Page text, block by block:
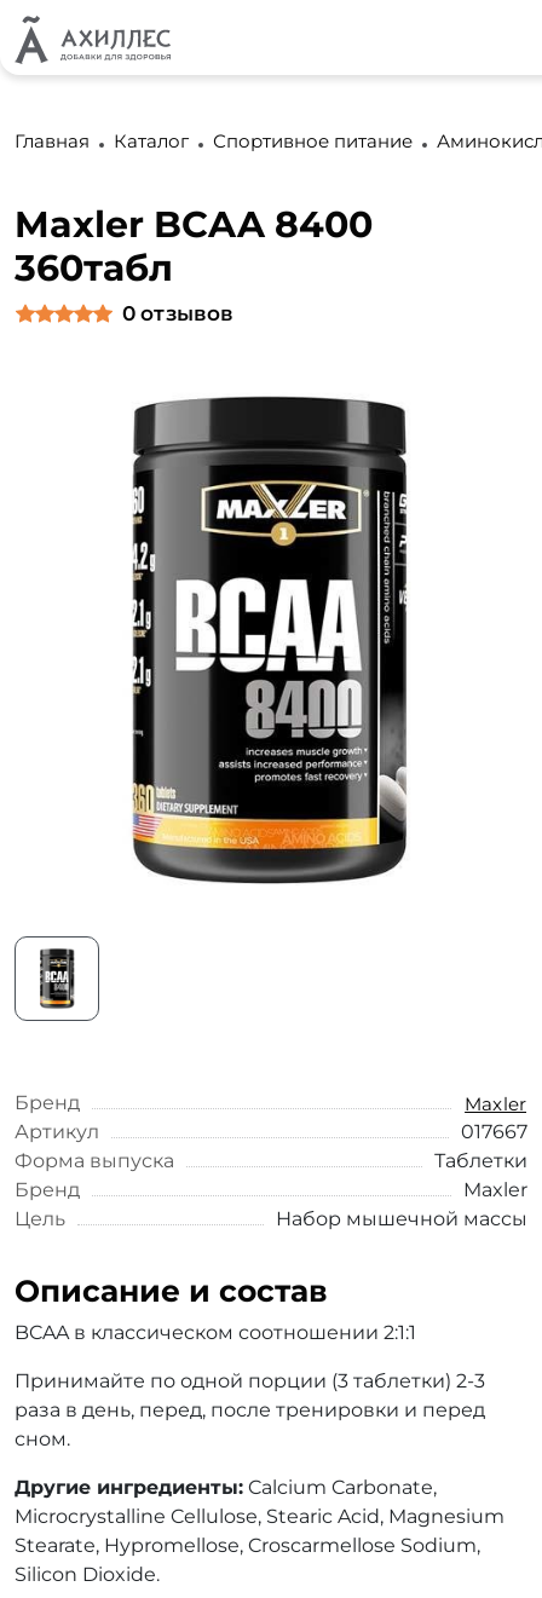
Главная Каталог Спортивное питание
Maxler BCAA 8400
360табл
0 отзывов
Бренд
Maxler
Артикул
017667
Форма выпуска
Таблетки
Бренд
Maxler
Цель
Набор мышечной массы
Описание и состав
BCAA в классическом соотношении 2:1:1
Принимайте по одной порции (3 таблетки) 2-3
раза в день, перед, после тренировки и перед
сном.
Другие ингредиенты: Calcium Carbonate,
Microcrystalline Cellulose, Stearic Acid, Magnesium
Stearate, Hypromellose, Croscarmellose Sodium,
Silicon Dioxide.